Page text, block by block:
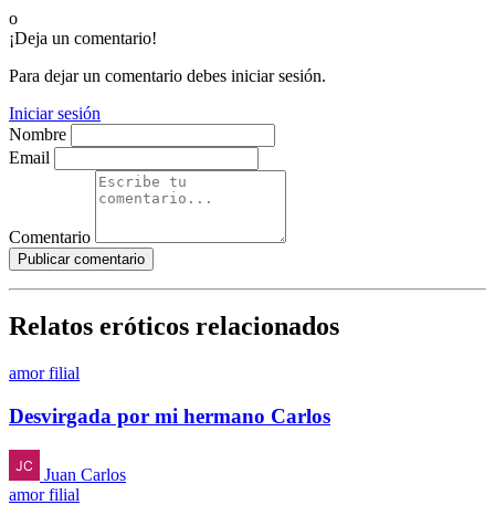
o
¡Deja un comentario!
Para dejar un comentario debes iniciar sesión.
Iniciar sesión
Nombre
Email
Comentario
Publicar comentario
Relatos eróticos relacionados
amor filial
Desvirgada por mi hermano Carlos
Juan Carlos
amor filial